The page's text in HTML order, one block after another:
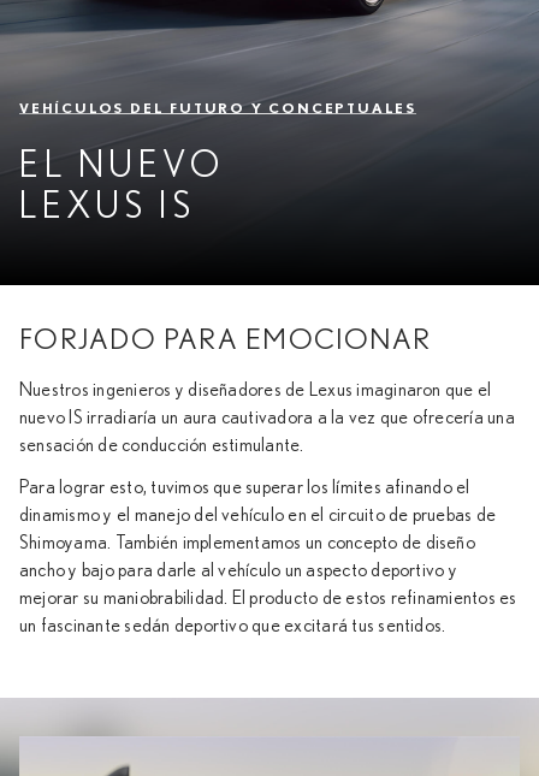
VEHÍCULOS DEL FUTURO Y CONCEPTUALES
EL NUEVO
LEXUS IS
FORJADO PARA EMOCIONAR
Nuestros ingenieros y diseñadores de Lexus imaginaron que el
nuevo IS irradiaría un aura cautivadora a la vez que ofrecería una
sensación de conducción estimulante.
Para lograr esto, tuvimos que superar los límites afinando el
dinamismo y el manejo del vehículo en el circuito de pruebas de
Shimoyama. También implementamos un concepto de diseño
ancho y bajo para darle al vehículo un aspecto deportivo y
mejorar su maniobrabilidad. El producto de estos refinamientos es
un fascinante sedán deportivo que excitará tus sentidos.